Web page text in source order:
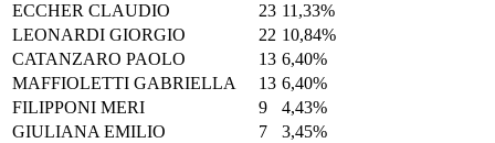
ECCHER CLAUDIO
23 11,33%
LEONARDI GIORGIO
22 10,84%
CATANZARO PAOLO
13 6,40%
MAFFIOLETTI GABRIELLA
13 6,40%
FILIPPONI MERI
9
4,43%
GIULIANA EMILIO
7
3,45%